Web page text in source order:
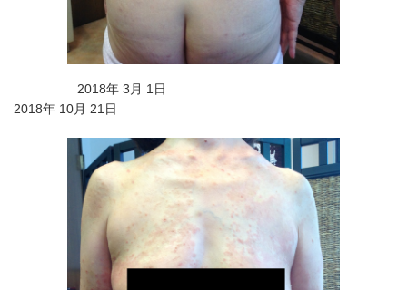
2018年 3月 1日
2018年 10月 21日